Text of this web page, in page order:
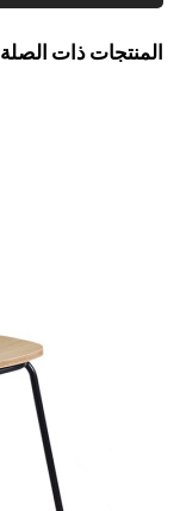
المنتجات ذات الصلة